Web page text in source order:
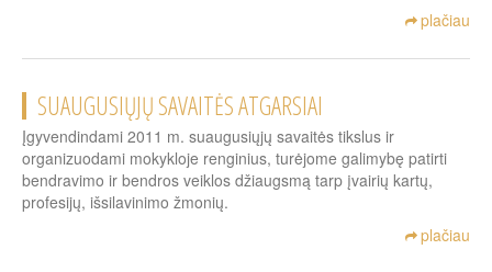
plačiau
SUAUGUSIŲJŲ SAVAITĖS ATGARSIAI
Įgyvendindami 2011 m. suaugusiųjų savaitės tikslus ir
organizuodami mokykloje renginius, turėjome galimybę patirti
bendravimo ir bendros veiklos džiaugsmą tarp įvairių kartų,
profesijų, išsilavinimo žmonių.
plačiau